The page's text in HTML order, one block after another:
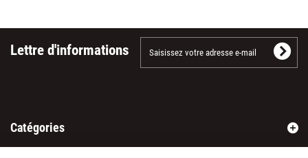
Lettre d'informations
Catégories